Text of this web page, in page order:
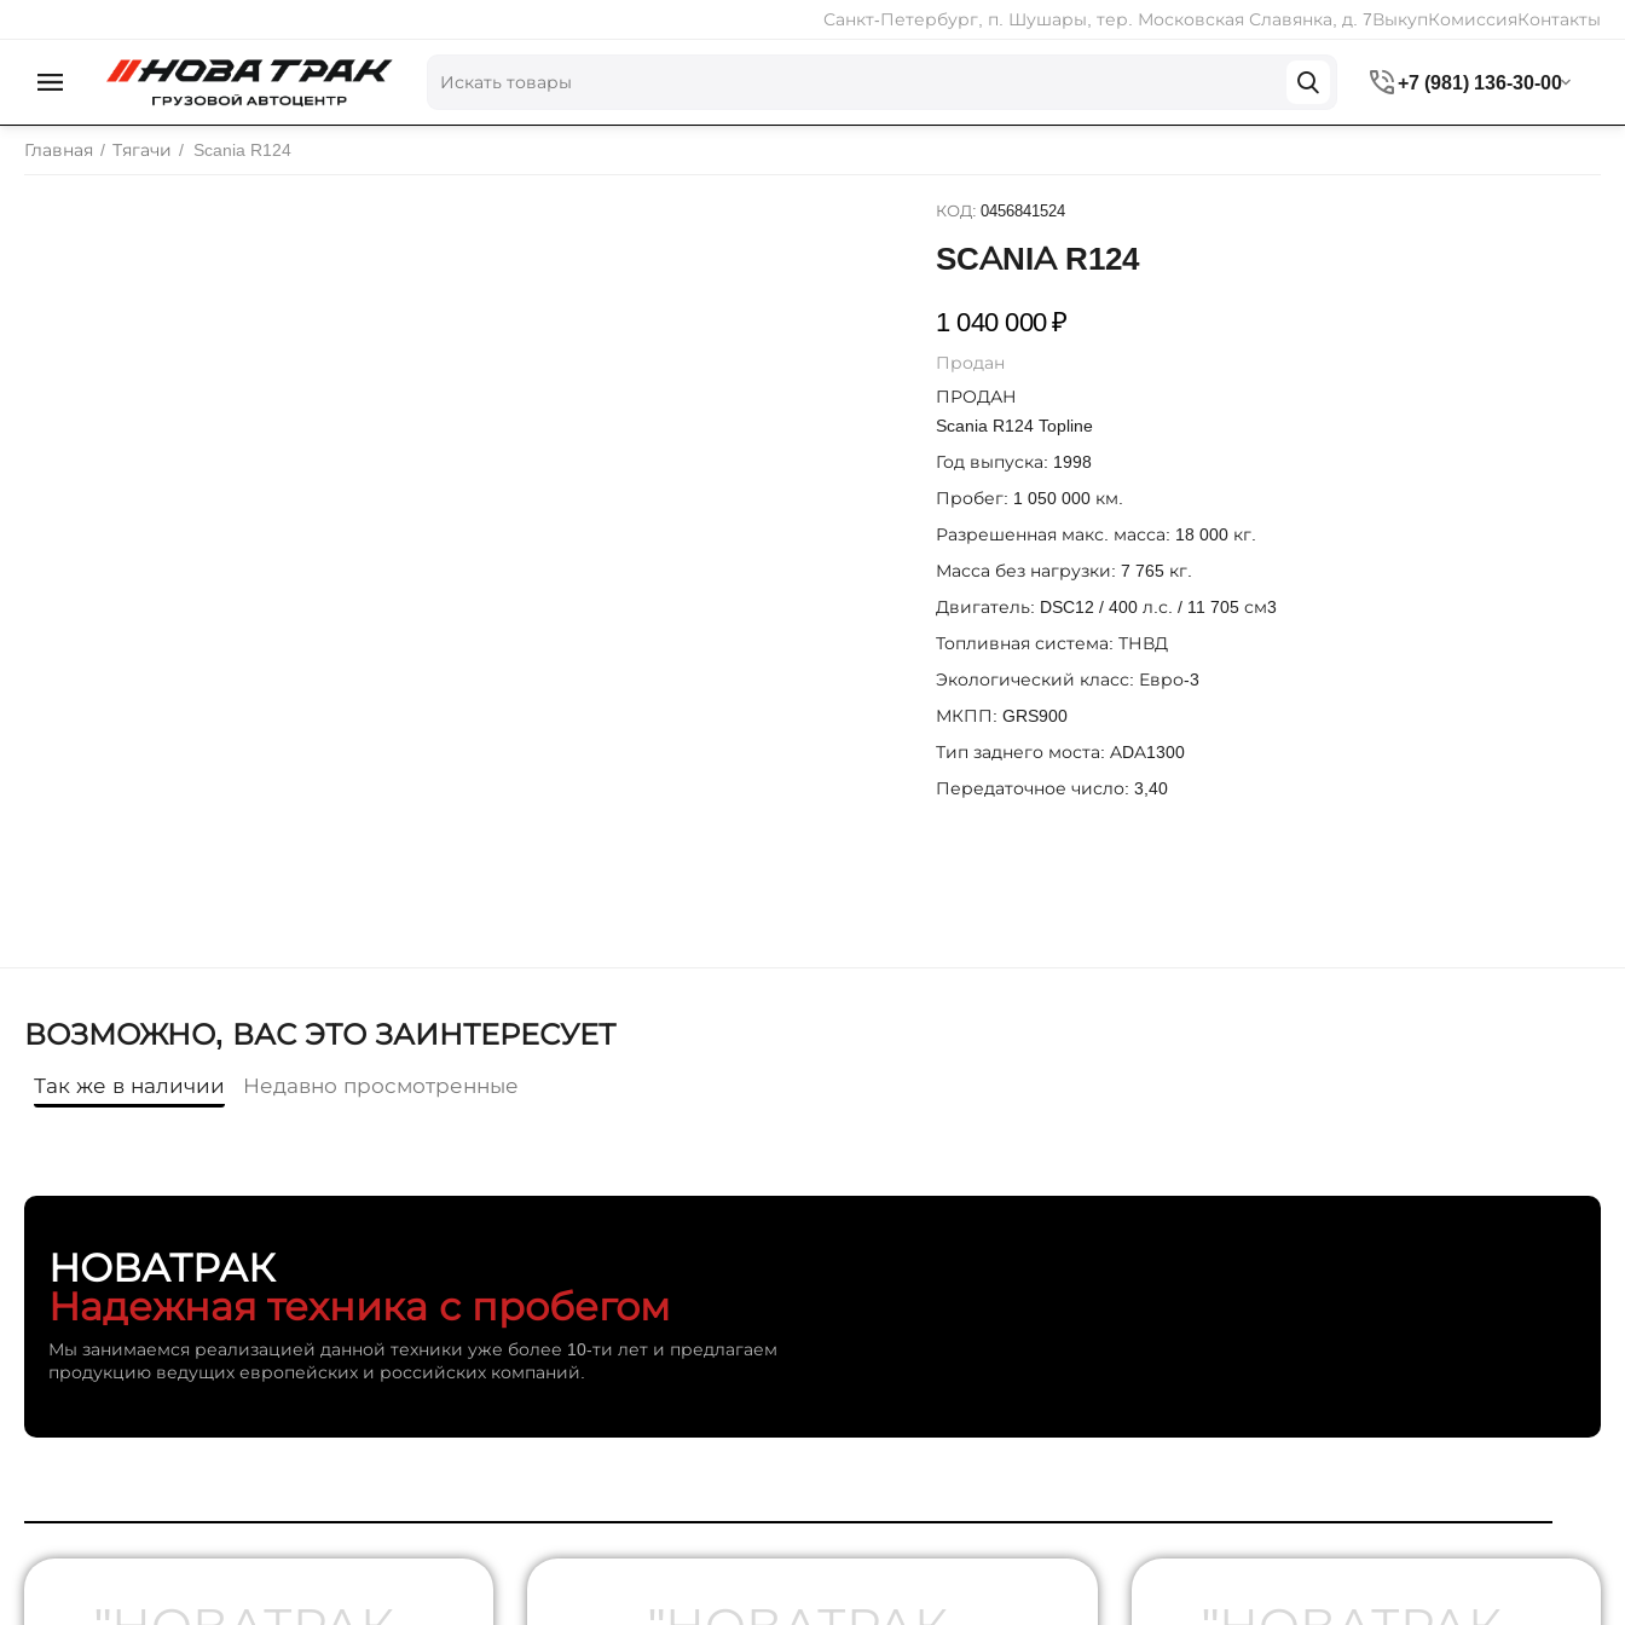
Санкт-Петербург, п. Шушары, тер. Московская Славянка, д. 7ВыкупКомиссияКонтакты
+7 (981) 136-30-00
Главная / Тягачи / Scania R124
КОД: 0456841524
SCANIA R124
1 040 000₽
Продан
ПРОДАН
Scania R124 Topline
Год выпуска: 1998
Пробег: 1 050 000 км.
Разрешенная макс. масса: 18 000 кг.
Масса без нагрузки: 7 765 кг.
Двигатель: DSC12 / 400 л.с. / 11 705 см3
Топливная система: ТНВД
Экологический класс: Евро-3
МКПП: GRS900
Тип заднего моста: ADA1300
Передаточное число: 3,40
ВОЗМОЖНО, ВАС ЭТО ЗАИНТЕРЕСУЕТ
Так же в наличии Недавно просмотренные
НОВАТРАК
Надежная техника с пробегом
Мы занимаемся реализацией данной техники уже более 10-ти лет и предлагаем
продукцию ведущих европейских и российских компаний.